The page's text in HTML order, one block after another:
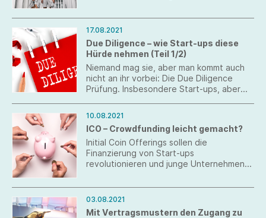
eigenem Store in Metzingen.
17.08.2021
Due Diligence – wie Start-ups diese
Hürde nehmen (Teil 1/2)
Niemand mag sie, aber man kommt auch
nicht an ihr vorbei: Die Due Diligence
Prüfung. Insbesondere Start-ups, aber
von einem potentiellen Investor oder
Käufer auf Herz und Nieren geprüft
werden sollen. Dabei kann dies leicht
vermieden werden.
10.08.2021
ICO – Crowdfunding leicht gemacht?
Initial Coin Offerings sollen die
Finanzierung von Start-ups
revolutionieren und junge Unternehmen
Startkapital verhelfen. Doch die damit
verbundenen rechtlichen Hürden und
Risiken sollten nicht leichtfertig
03.08.2021
Mit Vertragsmustern den Zugang zu